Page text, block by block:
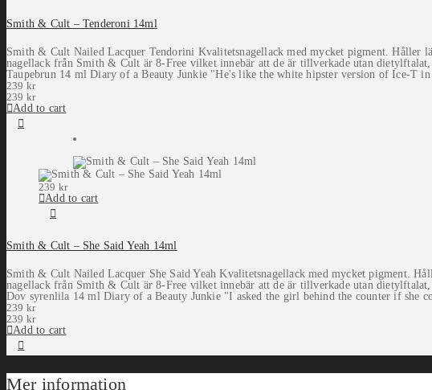
Smith & Cult – Tenderoni 14ml
Smith & Cult Nailed Lacquer Tendorini Kvalitetsnagellack med mycket pigment. Håller
nagellack från Smith & Cult är 8-Free vilket innebär att de är tillverkade utan
Taupebrun 14 ml Diary of a Beauty Junkie "He's like the white hipster version of Ice-T
239 kr
239 kr
Add to cart
239 kr
Add to cart
Smith & Cult – She Said Yeah 14ml
Smith & Cult Nailed Lacquer She Said Yeah Kvalitetsnagellack med mycket pigment.
nagellack från Smith & Cult är 8-Free vilket innebär att de är tillverkade utan
Dov syrenlila 14 ml Diary of a Beauty Junkie "I asked the girl behind the counter if she
239 kr
239 kr
Add to cart
Mer information